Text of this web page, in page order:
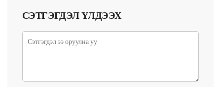
СЭТГЭГДЭЛ ҮЛДЭЭХ